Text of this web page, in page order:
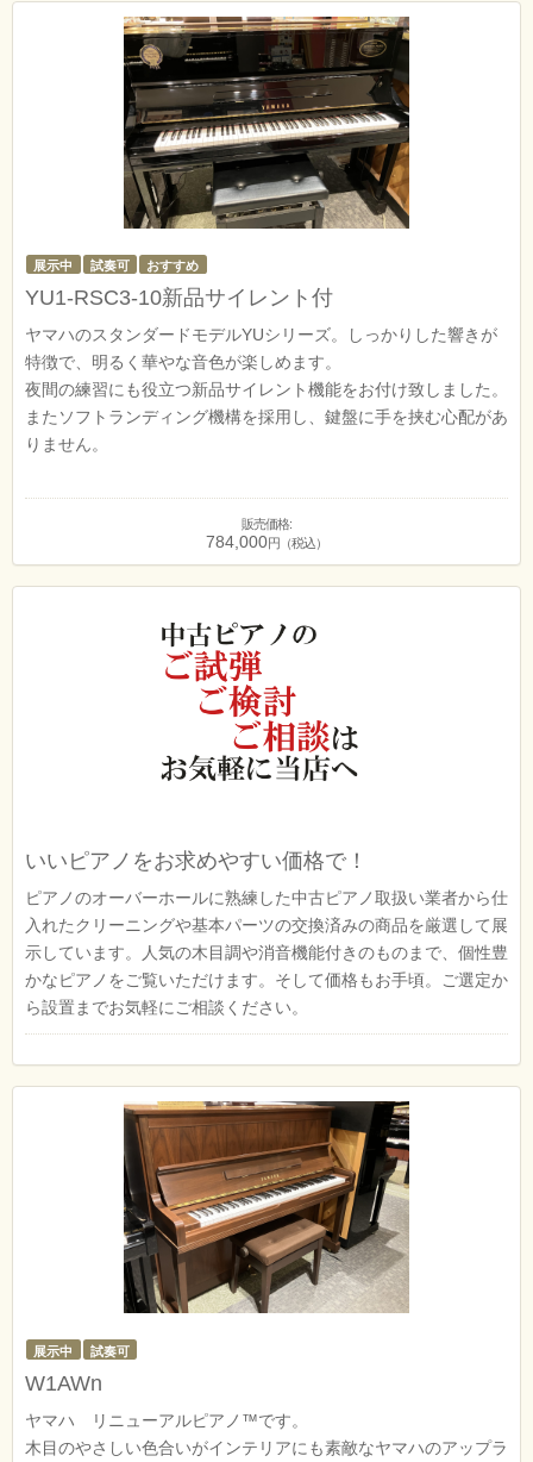
展示中 試奏可 おすすめ
YU1-RSC3-10新品サイレント付
ヤマハのスタンダードモデルYUシリーズ。しっかりした響きが
特徴で、明るく華やな音色が楽しめます。
夜間の練習にも役立つ新品サイレント機能をお付け致しました。
またソフトランディング機構を採用し、鍵盤に手を挟む心配があ
りません。
販売価格:
784,000円（税込）
いいピアノをお求めやすい価格で！
ピアノのオーバーホールに熟練した中古ピアノ取扱い業者から仕
入れたクリーニングや基本パーツの交換済みの商品を厳選して展
示しています。人気の木目調や消音機能付きのものまで、個性豊
かなピアノをご覧いただけます。そして価格もお手頃。ご選定か
ら設置までお気軽にご相談ください。
展示中 試奏可
W1AWn
ヤマハ リニューアルピアノ™です。
木目のやさしい色合いがインテリアにも素敵なヤマハのアップラ